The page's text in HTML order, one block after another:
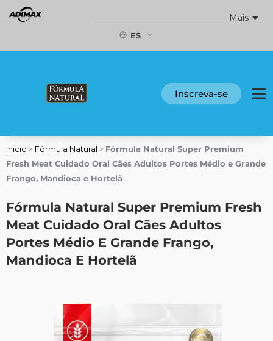
Mais
ES
Inscreva-se
Inicio > Fórmula Natural > Fórmula Natural Super Premium
Fresh Meat Cuidado Oral Cães Adultos Portes Médio e Grande
Frango, Mandioca e Hortelã
Fórmula Natural Super Premium Fresh
Meat Cuidado Oral Cães Adultos
Portes Médio E Grande Frango,
Mandioca E Hortelã